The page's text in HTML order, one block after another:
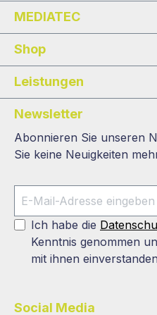
MEDIATEC
Shop
Leistungen
Newsletter
Abonnieren Sie unseren
Sie keine Neuigkeiten
Ich habe die
Kenntnis genommen
mit ihnen
Social Media